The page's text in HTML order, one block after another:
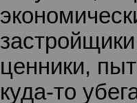
ценники,
куда-то